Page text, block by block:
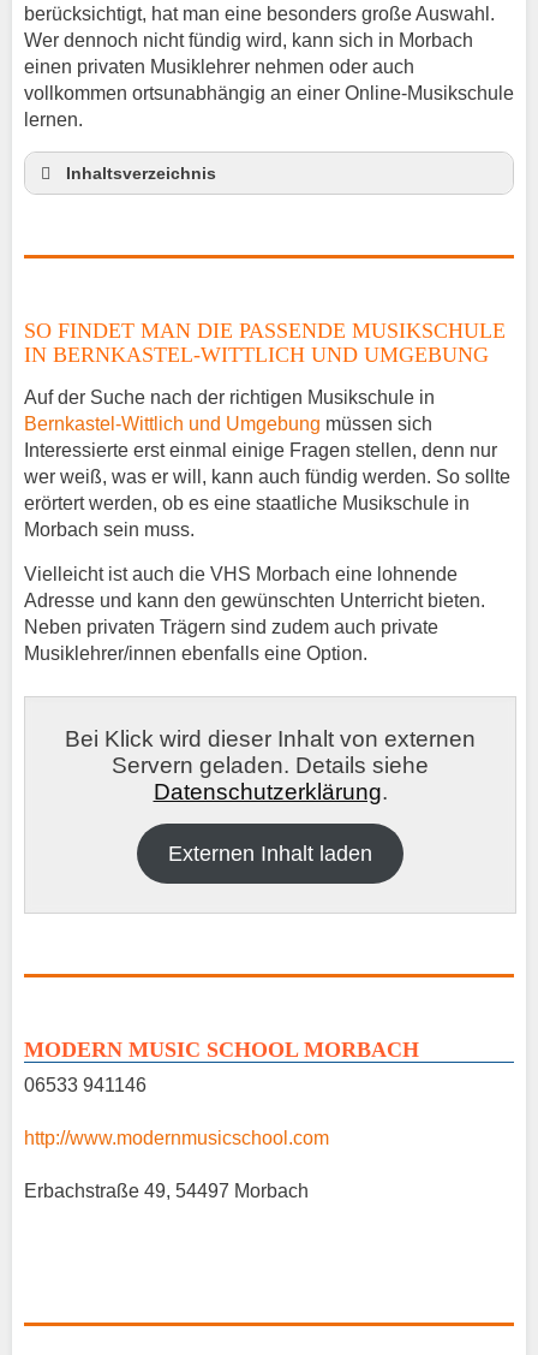
berücksichtigt, hat man eine besonders große Auswahl.
Wer dennoch nicht fündig wird, kann sich in Morbach
einen privaten Musiklehrer nehmen oder auch
vollkommen ortsunabhängig an einer Online-Musikschule
lernen.
Inhaltsverzeichnis
Gitarrenunterricht Morbach
Musikschule in Morbach Stellenangebote
Musikschulen Preise und Anmeldung
Musikschule Morbach und Umgebung – Tag der
offenen Tür
SO FINDET MAN DIE PASSENDE MUSIKSCHULE
IN BERNKASTEL-WITTLICH UND UMGEBUNG
Auf der Suche nach der richtigen Musikschule in
Bernkastel-Wittlich und Umgebung müssen sich
Interessierte erst einmal einige Fragen stellen, denn nur
wer weiß, was er will, kann auch fündig werden. So sollte
erörtert werden, ob es eine staatliche Musikschule in
Morbach sein muss.
Vielleicht ist auch die VHS Morbach eine lohnende
Adresse und kann den gewünschten Unterricht bieten.
Neben privaten Trägern sind zudem auch private
Musiklehrer/innen ebenfalls eine Option.
Bei Klick wird dieser Inhalt von externen
Servern geladen. Details siehe
Datenschutzerklärung.
Externen Inhalt laden
MODERN MUSIC SCHOOL MORBACH
06533 941146
http://www.modernmusicschool.com
Erbachstraße 49, 54497 Morbach